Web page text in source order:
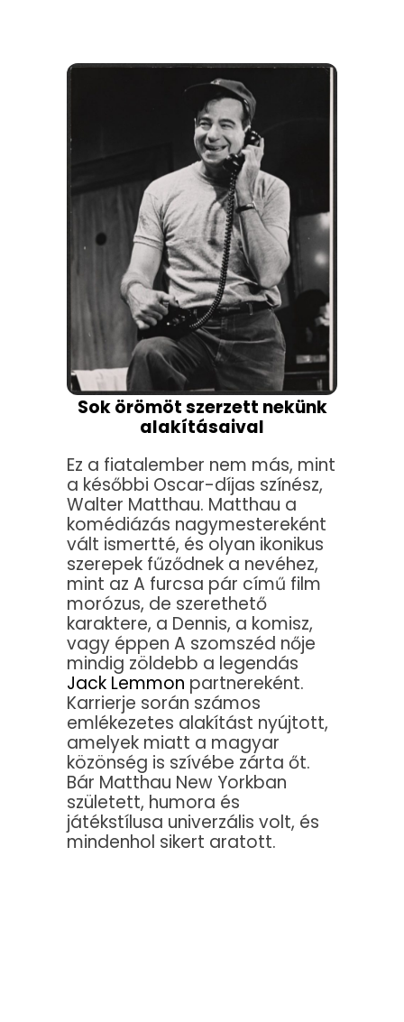
Sok örömöt szerzett nekünk
alakításaival
Ez a fiatalember nem más, mint
a későbbi Oscar-díjas színész,
Walter Matthau. Matthau a
komédiázás nagymestereként
vált ismertté, és olyan ikonikus
szerepek fűződnek a nevéhez,
mint az A furcsa pár című film
morózus, de szerethető
karaktere, a Dennis, a komisz,
vagy éppen A szomszéd nője
mindig zöldebb a legendás
Jack Lemmon partnereként.
Karrierje során számos
emlékezetes alakítást nyújtott,
amelyek miatt a magyar
közönség is szívébe zárta őt.
Bár Matthau New Yorkban
született, humora és
játékstílusa univerzális volt, és
mindenhol sikert aratott.